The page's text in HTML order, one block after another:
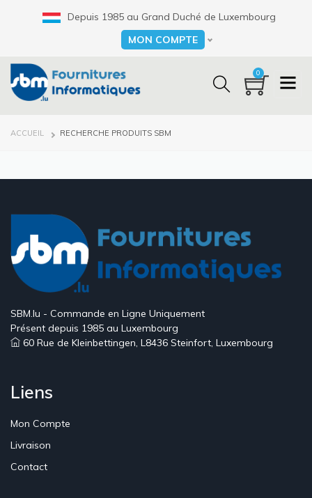
Depuis 1985 au Grand Duché de Luxembourg
Select your language
MON COMPTE
0
FIL
ACCUEIL RECHERCHE PRODUITS SBM
SBM.lu - Commande en Ligne Uniquement
Présent depuis 1985 au Luxembourg
60 Rue de Kleinbettingen, L8436 Steinfort, Luxembourg
Liens
Mon Compte
Livraison
Contact